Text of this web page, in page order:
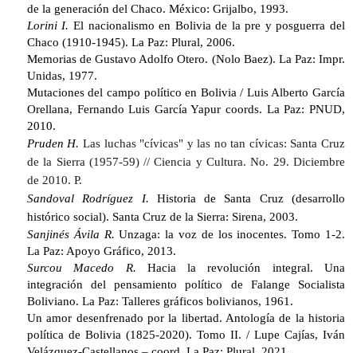
de la generación del Chaco. México: Grijalbo, 1993.
Lorini I. El nacionalismo en Bolivia de la pre y posguerra del
Chaco (1910-1945). La Paz: Plural, 2006.
Memorias de Gustavo Adolfo Otero. (Nolo Baez). La Paz: Impr.
Unidas, 1977.
Mutaciones del campo político en Bolivia / Luis Alberto García
Orellana, Fernando Luis García Yapur coords. La Paz: PNUD,
2010.
Pruden H. Las luchas "cívicas" y las no tan cívicas: Santa Cruz
de la Sierra (1957-59) // Ciencia y Cultura. No. 29. Diciembre
de 2010. P.
Sandoval Rodríguez I. Historia de Santa Cruz (desarrollo
histórico social). Santa Cruz de la Sierra: Sirena, 2003.
Sanjinés Ávila R. Unzaga: la voz de los inocentes. Tomo 1-2.
La Paz: Apoyo Gráfico, 2013.
Surcou Macedo R. Hacia la revolución integral. Una
integración del pensamiento político de Falange Socialista
Boliviano. La Paz: Talleres gráficos bolivianos, 1961.
Un amor desenfrenado por la libertad. Antología de la historia
política de Bolivia (1825-2020). Tomo II. / Lupe Cajías, Iván